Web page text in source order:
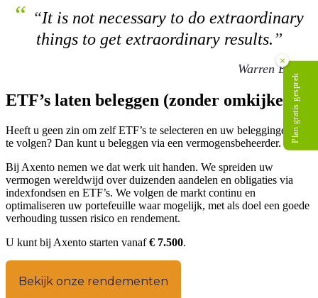
“ “It is not necessary to do extraordinary
things to get extraordinary results.”
Warren Buffett
ETF’s laten beleggen (zonder omkijken)
Heeft u geen zin om zelf ETF’s te selecteren en uw beleggingen op
te volgen? Dan kunt u beleggen via een vermogensbeheerder.
Bij Axento nemen we dat werk uit handen. We spreiden uw
vermogen wereldwijd over duizenden aandelen en obligaties via
indexfondsen en ETF’s. We volgen de markt continu en
optimaliseren uw portefeuille waar mogelijk, met als doel een goede
verhouding tussen risico en rendement.
U kunt bij Axento starten vanaf€ 7.500.
Bekijk onze rendementen
×
Plan gratis gesprek